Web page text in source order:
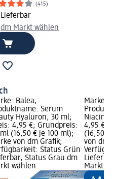
(415)
Lieferbar
dm Markt wählen
Balea;
Serum
Hyaluron, 30 ml;
4,95 €; Grundpreis:
(16,50 € je 100 ml);
von dm Grafik;
Status Grün
Status Grau dm
wählen
Marke:
4,95 €;
(16,50 €
von dm
Markt